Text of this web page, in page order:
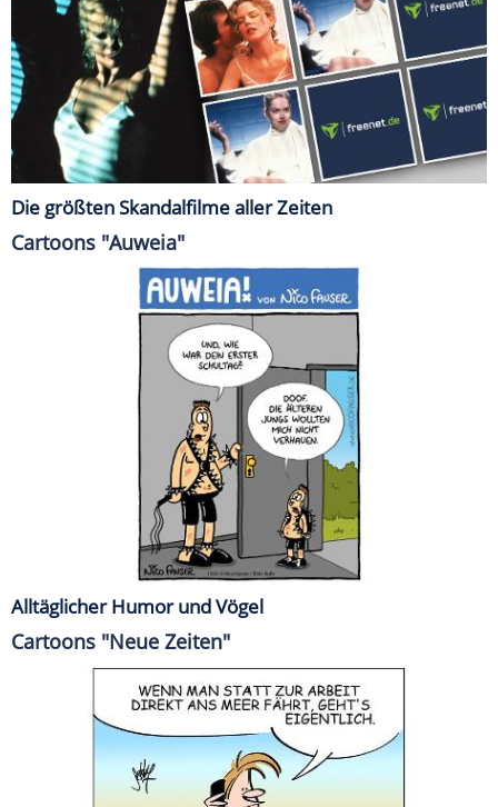
Die größten Skandalfilme aller Zeiten
Cartoons "Auweia"
Alltäglicher Humor und Vögel
Cartoons "Neue Zeiten"